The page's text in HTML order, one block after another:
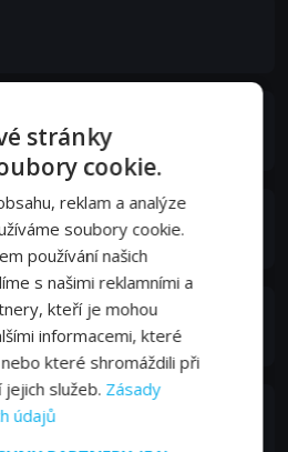
stránky
cookie.
reklam a analýze
soubory cookie.
používání našich
s našimi reklamními a
kteří je mohou
informacemi, které
které shromáždili při
jejich služeb. Zásady
údajů